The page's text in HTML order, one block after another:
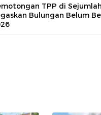
TPP di
Bulungan Belum